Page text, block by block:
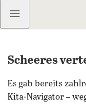
Kostenlos
Scheeres
Es gab bereits
Kita-Navigator –